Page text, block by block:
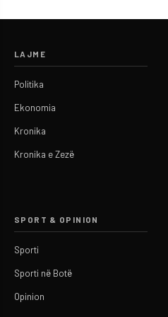
LAJME
Politika
Ekonomia
Kronika
Kronika e Zezë
SPORT & OPINION
Sporti
Sporti në Botë
Opinion